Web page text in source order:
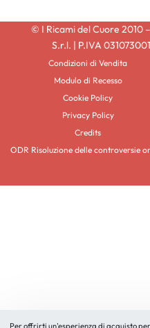
© I Ricami del Cuore 2010
S.r.l. | P.IVA
Condizioni di Vendita
Modulo di Recesso
Cookie Policy
Privacy Policy
Credits
ODR Risoluzione delle controversie